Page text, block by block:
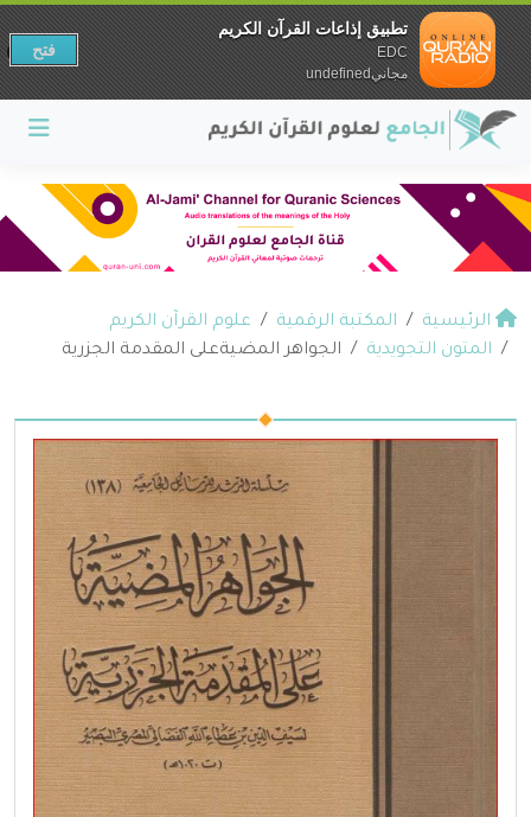
الرئيسية المكتبة الرقمية
علوم القرآن الكريم
المتون التجويدية
الجواهر المضيةعلى المقدمة الجزرية
تطبيق إذاعات القرآن الكريم
EDC
مجانيundefined
فتح